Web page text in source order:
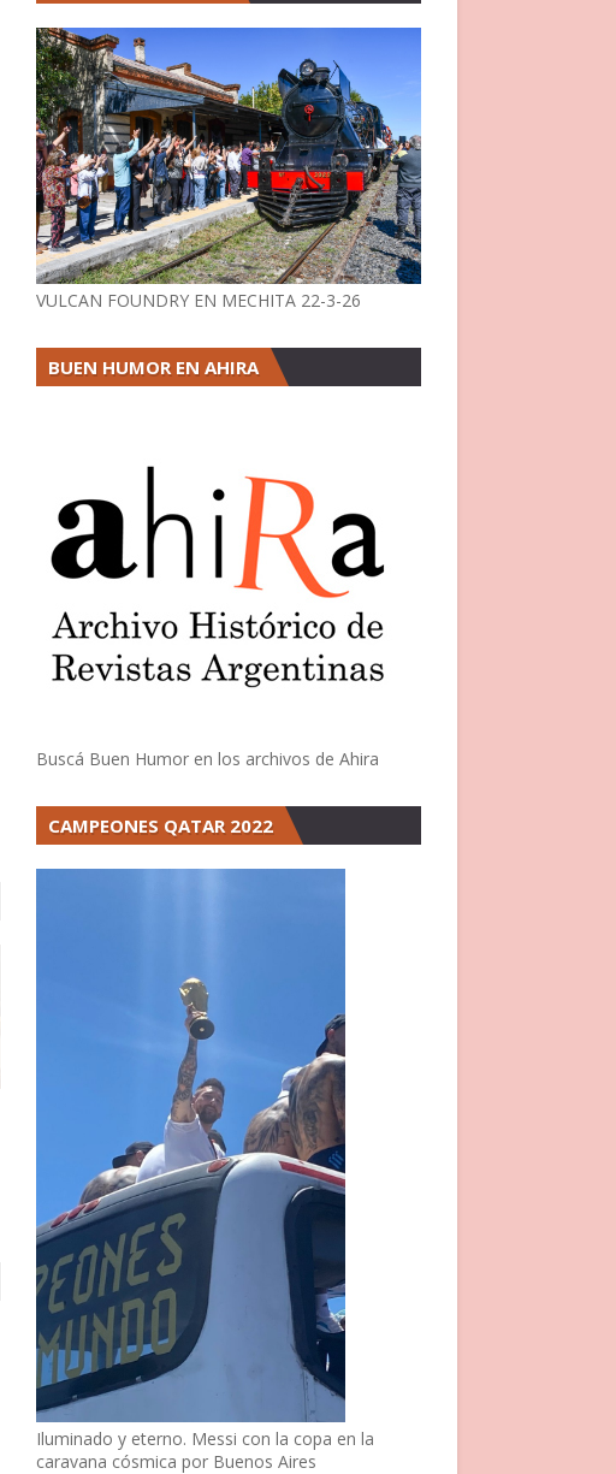
VULCAN FOUNDRY EN MECHITA 22-3-26
BUEN HUMOR EN AHIRA
Buscá Buen Humor en los archivos de Ahira
CAMPEONES QATAR 2022
Iluminado y eterno. Messi con la copa en la
caravana cósmica por Buenos Aires